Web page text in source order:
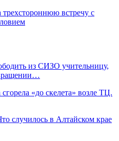
трехстороннюю встречу с
из СИЗО учительницу,
«до скелета» возле ТЦ.
случилось в Алтайском крае